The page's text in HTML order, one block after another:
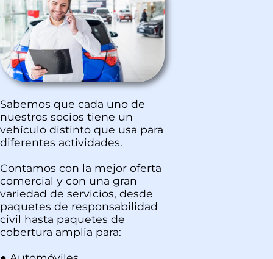
Sabemos que cada uno de
nuestros socios tiene un
vehículo distinto que usa para
diferentes actividades.
Contamos con la mejor oferta
comercial y con una gran
variedad de servicios, desde
paquetes de responsabilidad
civil hasta paquetes de
cobertura amplia para: